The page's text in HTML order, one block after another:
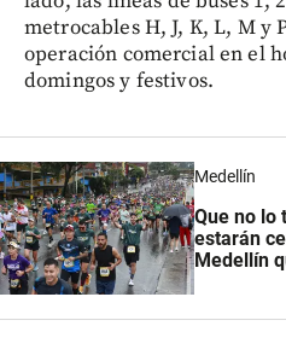
metrocables H, J, K, L, M y
operación comercial en el
domingos y festivos.
Medellín
Que no lo
estarán
Medellín